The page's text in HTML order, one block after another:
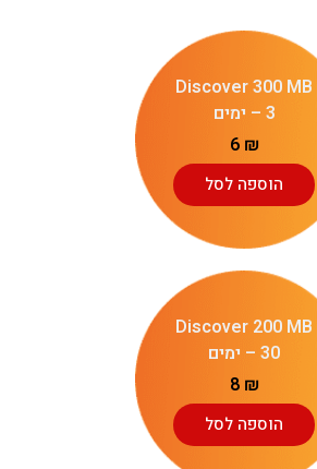
Discover 300 MB
– 3 ימים
6 ₪
הוספה לסל
Discover 200 MB
– 30 ימים
8 ₪
הוספה לסל